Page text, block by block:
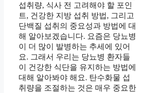
섭취량, 식사 전 고려해야 할 포인
트, 건강한 지방 섭취 방법, 그리고
단백질 섭취의 중요성과 방법에 대
해 알아보겠습니다. 요즘은 당뇨병
이 더 많이 발병하는 추세에 있어
요. 그래서 우리는 당뇨병 환자들
이 건강한 식단을 유지하는 방법에
대해 알아봐야 해요. 탄수화물 섭
취량을 조절하는 것은 매우 중요한